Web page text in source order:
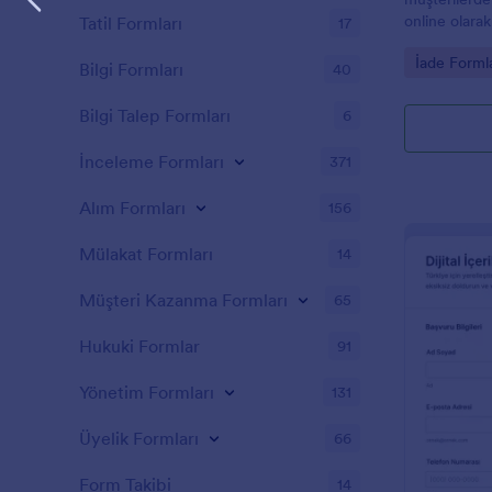
online
yerden
Go to
İade
Tatil Formları 17
Bilgi Formları 40
Bilgi Talep Formları 6
İnceleme Formları 371
Alım Formları 156
Mülakat Formları 14
Müşteri Kazanma Formları 65
Hukuki Formlar 91
Yönetim Formları 131
Üyelik Formları 66
Form Takibi 14